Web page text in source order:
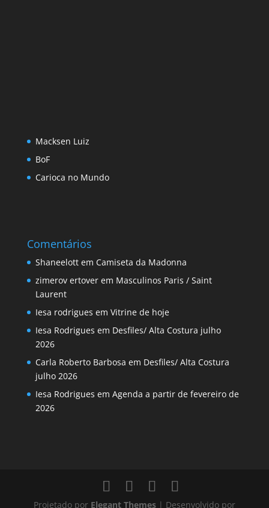
Macksen Luiz
BoF
Carioca no Mundo
Comentários
Shaneelottem Camiseta da Madonna
zimerov ertoverem Masculinos Paris / Saint
Laurent
Iesa rodrigues em Vitrine de hoje
Iesa Rodrigues em Desfiles/ Alta Costura julho
2026
Carla Roberto Barbosa em Desfiles/ Alta Costura
julho 2026
Iesa Rodrigues em Agenda a partir de fevereiro de
2026
Projetado por Elegant Themes| Desenvolvido por